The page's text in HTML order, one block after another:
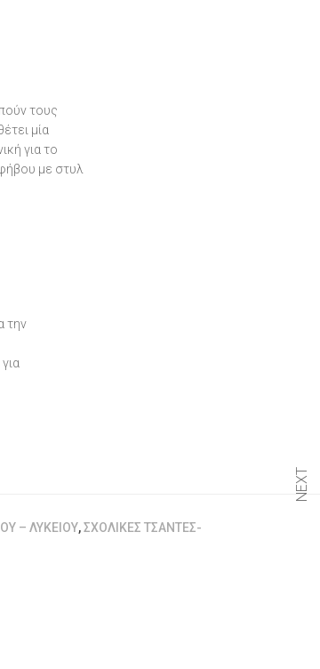
NEXT
τους
μία
για το
με στυλ
την
– ΛΥΚΕΊΟΥ,ΣΧΟΛΙΚΈΣ ΤΣΆΝΤΕΣ-